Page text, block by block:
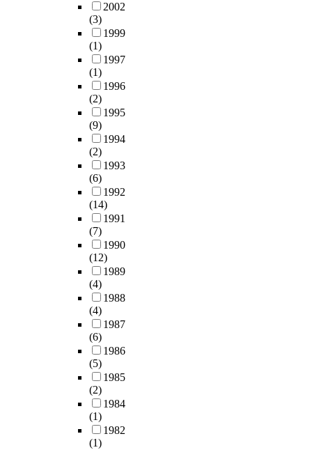
2002
(3)
1999
(1)
1997
(1)
1996
(2)
1995
(9)
1994
(2)
1993
(6)
1992
(14)
1991
(7)
1990
(12)
1989
(4)
1988
(4)
1987
(6)
1986
(5)
1985
(2)
1984
(1)
1982
(1)